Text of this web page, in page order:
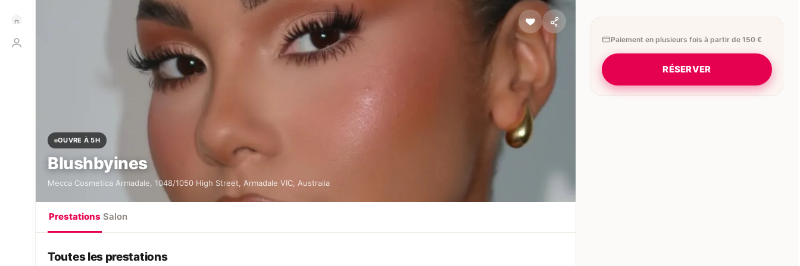
OUVRE À 5H
Blushbyines
Mecca Cosmetica Armadale, 1048/1050 High Street, Armadale VIC, Australia
Prestations Salon
Toutes les prestations
Paiement en plusieurs fois à partir de 150 €
RÉSERVER